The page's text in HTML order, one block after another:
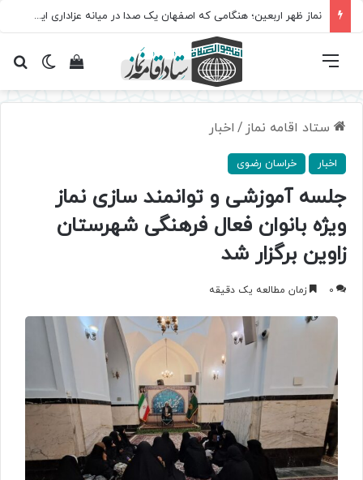
نماز ظهر اربعین؛ هنگامی که اصفهان یک صدا در میانه عزاداری ایستاد
تغییرمشاهده فهرست
ستاد اقامه نماز / اخبار
اخبار خراسان رضوی
جلسه آموزشی و توانمند سازی نماز
ویژه بانوان فعال فرهنگی شهرستان
زاوین برگزار شد
0 زمان مطالعه یک دقیقه